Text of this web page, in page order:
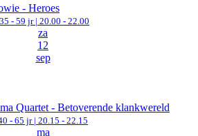
- Heroes
- 59 jr | 20.00 - 22.00
za
12
sep
Quartet - Betoverende klankwereld
- 65 jr | 20.15 - 22.15
ma